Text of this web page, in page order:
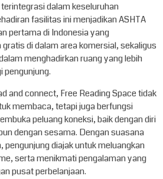
dalam keseluruhan
fasilitas ini menjadikan ASHTA
pertama di Indonesia yang
di dalam area komersial, sekaligus
menghadirkan ruang yang lebih
pengunjung.
and connect, Free Reading Space tidak
membaca, tetapi juga berfungsi
peluang koneksi, baik dengan diri
dengan sesama. Dengan suasana
pengunjung diajak untuk meluangkan
serta menikmati pengalaman yang
pusat perbelanjaan.